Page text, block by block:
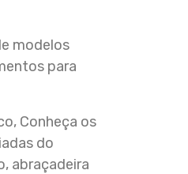
modelos
para
Conheça os
do
abraçadeira